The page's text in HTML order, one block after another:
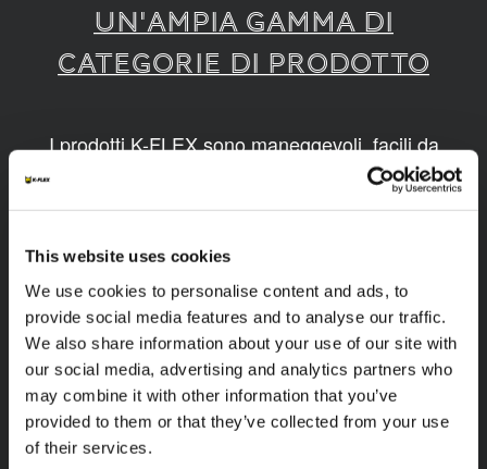
This website uses cookies
We use cookies to personalise content and ads, to
provide social media features and to analyse our traffic.
We also share information about your use of our site with
our social media, advertising and analytics partners who
may combine it with other information that you’ve
provided to them or that they’ve collected from your use
of their services.
UN'AMPIA GAMMA DI
CATEGORIE DI PRODOTTO
I prodotti K-FLEX sono maneggevoli, facili da
montare, disponibili in diverse dimensioni e
realizzati grazie a tecnologie innovative e
1/